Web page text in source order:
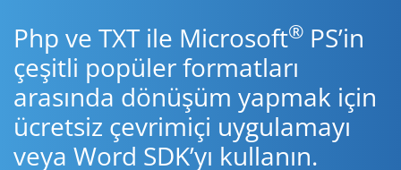
Php ve TXT ile Microsoft® PS’in
çeşitli popüler formatları
arasında dönüşüm yapmak için
ücretsiz çevrimiçi uygulamayı
veya Word SDK’yı kullanın.